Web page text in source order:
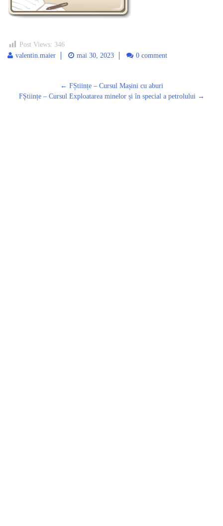
Post Views: 346
valentin.maier
mai 30, 2023 0 comment
navigation
← FȘtiințe – Cursul Mașini cu aburi
FȘtiințe – Cursul Exploatarea minelor și în special a petrolului →